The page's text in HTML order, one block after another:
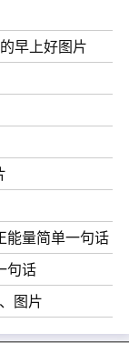
道谁是菜鸟，那
反驳，你把事情
只有奋斗才能给
早上好图片
能量简单一句话
句话
图片